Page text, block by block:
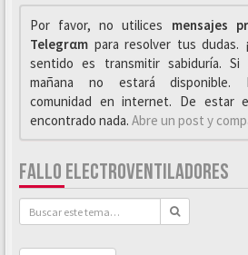
Por favor, no utilices mensajes
Telegrαm para resolver tus dudas.
sentido es transmitir sabiduría.
mañana no estará disponible.
comunidad en internet. De estar
encontrado nada. Abre un post y
FALLO ELECTROVENTILADORES